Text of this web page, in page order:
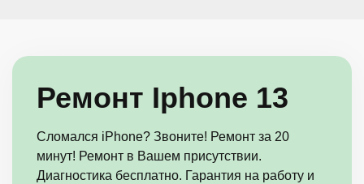
Ремонт Iphone 13
Сломался iPhone? Звоните! Ремонт за 20
минут! Ремонт в Вашем присутствии.
Диагностика бесплатно. Гарантия на работу и